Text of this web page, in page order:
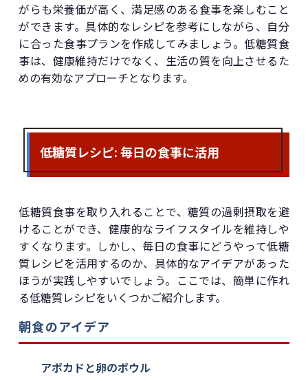
がらも栄養価が高く、満足感のある食事を楽しむこと
ができます。具体的なレシピを参考にしながら、自分
に合った食事プランを作成してみましょう。低糖質食
事は、健康維持だけでなく、生活の質を向上させるた
めの有効なアプローチとなります。
低糖質レシピ: 毎日の食事に活用
低糖質食事を取り入れることで、糖質の過剰摂取を避
けることができ、健康的なライフスタイルを維持しや
すくなります。しかし、毎日の食事にどうやって低糖
質レシピを活用するのか、具体的なアイデアがあった
ほうが実践しやすいでしょう。ここでは、簡単に作れ
る低糖質レシピをいくつかご紹介します。
朝食のアイデア
アボカドと卵のボウル